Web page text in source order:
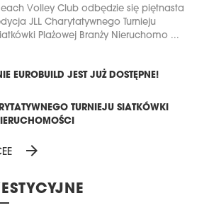
Volley Club odbędzie się piętnasta
JLL Charytatywnego Turnieju
Plażowej Branży Nieruchomo ...
EUROBUILD JEST JUŻ DOSTĘPNE!
TURNIEJU SIATKÓWKI
arrow_forward